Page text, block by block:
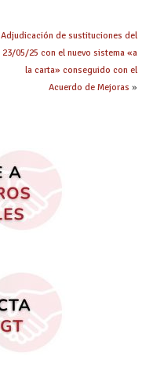
Adjudicación de sustituciones del
23/05/25 con el nuevo sistema «a
la carta» conseguido con el
Acuerdo de Mejoras »